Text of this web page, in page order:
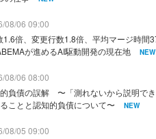
08/06 09:00
1.6倍、変更行数1.8倍、平均マージ時間
が進めるAI駆動開発の現在地
NEW
08/06 08:00
負債の誤解 〜「測れないから説明で
ことと認知的負債について〜
NEW
08/05 09:00